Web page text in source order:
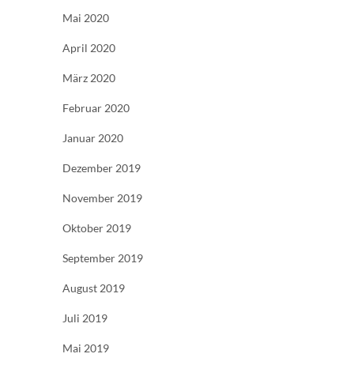
Mai 2020
April 2020
März 2020
Februar 2020
Januar 2020
Dezember 2019
November 2019
Oktober 2019
September 2019
August 2019
Juli 2019
Mai 2019